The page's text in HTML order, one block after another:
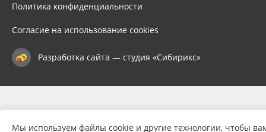
Политика конфиденциальности
Согласие на использование cookies
Разработка сайта — студия «Сибирикс»
Мы используем файлы cookie и другие технологии, чтобы